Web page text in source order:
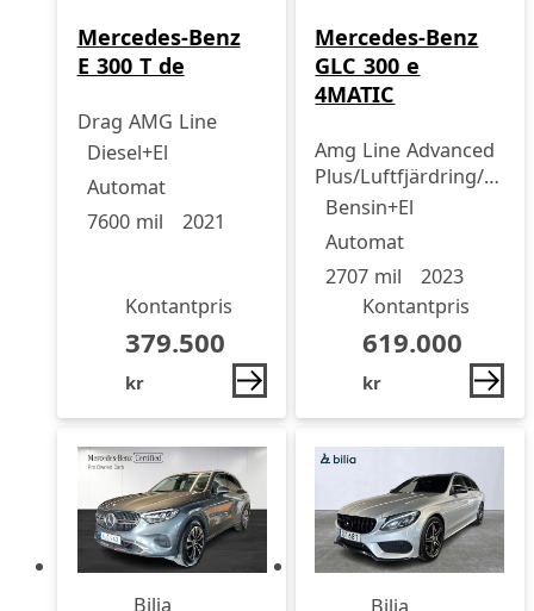
Mercedes-Benz
E 300 T de
Drag AMG Line
Drivmedel
Diesel+El
Drivmedel
Automat
Miltal
7600 mil
årsmodell
2021
Kontantpris
379.500
kr
Mercedes-Benz
GLC 300 e
4MATIC
Amg Line Advanced
Plus/Luftfjärdring/
Hjul
Drivmedel
Bensin+El
Drivmedel
Automat
Miltal
2707 mil
årsmodell
2023
Kontantpris
619.000
kr
Bilia
Bilia